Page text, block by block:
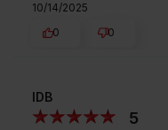
10/14/2025
0
0
IDB
5